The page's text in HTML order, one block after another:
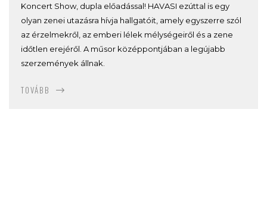
Koncert Show, dupla előadással! HAVASI ezúttal is egy
olyan zenei utazásra hívja hallgatóit, amely egyszerre szól
az érzelmekről, az emberi lélek mélységeiről és a zene
időtlen erejéről. A műsor középpontjában a legújabb
szerzemények állnak.
TOVÁBB